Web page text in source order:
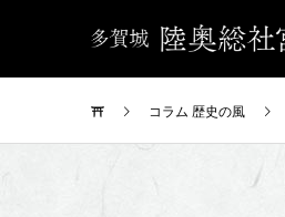
コラム 歴史の風